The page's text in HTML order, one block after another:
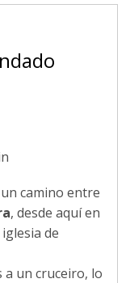
camino entre
, desde aquí en
de
un cruceiro, lo